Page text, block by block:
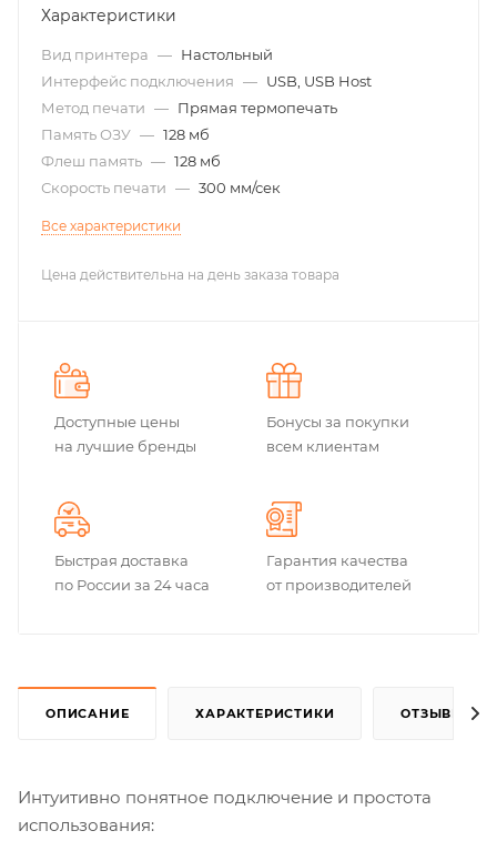
Характеристики
Вид принтера — Настольный
Интерфейс подключения — USB, USB Host
Метод печати — Прямая термопечать
Память ОЗУ — 128 мб
Флеш память — 128 мб
Скорость печати — 300 мм/сек
Все характеристики
Цена действительна на день заказа товара
Доступные цены
на лучшие бренды
Бонусы за покупки
всем клиентам
Быстрая доставка
по России за 24 часа
Гарантия качества
от производителей
ОПИСАНИЕ ХАРАКТЕРИСТИКИ ОТЗЫВЫ
Интуитивно понятное подключение и простота
использования: